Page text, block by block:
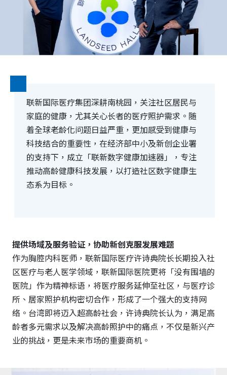
联新国际医疗集团深耕南桃园，关注社区居民与
家庭的健康，尤其关心长者的医疗照护需求。随
着全球老龄化问题日益严重，更加感受到健康与
科技结合的重要性，在经济部中小及新创企业署
的支持下，成立「联新数字健康加速器」，专注
推动高龄健康科技发展，以打造社区数字健康生
态系为目标。
提供场域及服务验证，协助新创克服发展难题
作为胸腔内科医师，联新国际医疗许诗典院长长期投入社
区医疗与老人医学领域，联新国际医院更将「没有围墙的
医院」作为精神标语，将医疗服务延伸至社区，与医疗诊
所、居家照护机构密切合作，形成了一个强大的支持网
络。台湾即将迈入超高龄社会，许诗典院长认为，满足高
龄者多元需求以及解决高龄照护中的痛点，不仅是新兴产
业的挑战，更是未来市场的重要商机。